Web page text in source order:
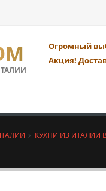
Огромный
Акция!
КУХНИ ИЗ ИТАЛИИ